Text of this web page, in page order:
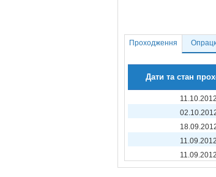
Проходження
Дати та стан
11.10.2012
11.09.2012
11.09.2012